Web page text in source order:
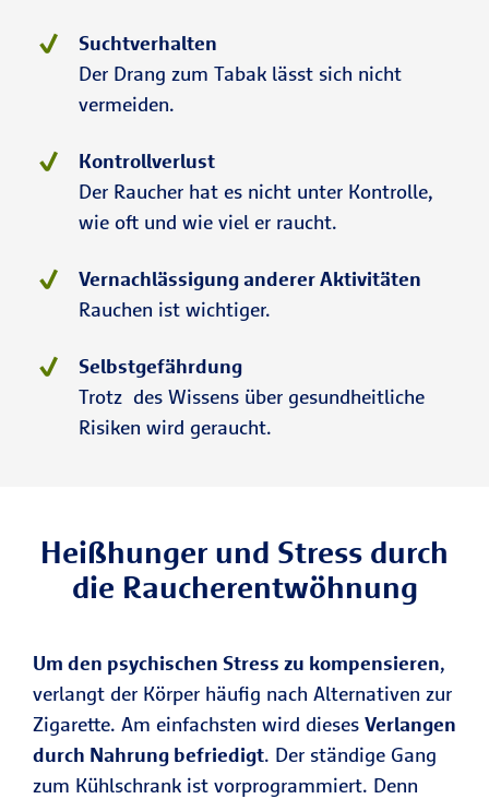
Suchtverhalten
Der Drang zum Tabak lässt sich nicht
vermeiden.
Kontrollverlust
Der Raucher hat es nicht unter Kontrolle,
wie oft und wie viel er raucht.
Vernachlässigung anderer Aktivitäten
Rauchen ist wichtiger.
Selbstgefährdung
Trotz des Wissens über gesundheitliche
Risiken wird geraucht.
Heißhunger und Stress durch
die Raucherentwöhnung
Um den psychischen Stress zu kompensieren,
verlangt der Körper häufig nach Alternativen zur
Zigarette. Am einfachsten wird dieses Verlangen
durch Nahrung befriedigt. Der ständige Gang
zum Kühlschrank ist vorprogrammiert. Denn